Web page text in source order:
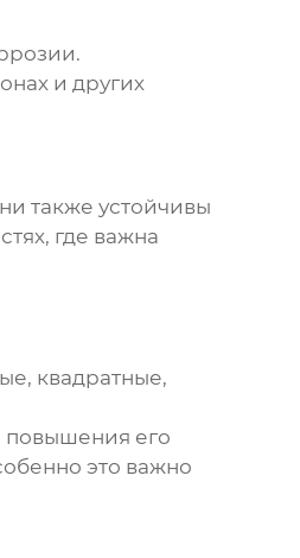
и других
также устойчивы
где важна
квадратные,
повышения его
это важно